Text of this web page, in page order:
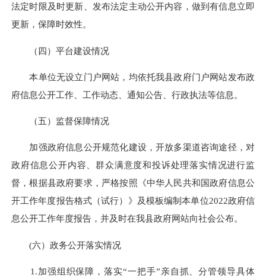
法定时限及时更新、发布法定主动公开内容，做到有信息立即
更新，保障时效性。
（四）平台建设情况
本单位无设立门户网站，均依托我县政府门户网站发布政
府信息公开工作、工作动态、通知公告、行政执法等信息。
（五）监督保障情况
加强政府信息公开规范化建设，开放多渠道咨询途径，对
政府信息公开内容、群众满意度和投诉处理落实情况进行监
督，根据县政府要求，严格按照《中华人民共和国政府信息公
开工作年度报告格式（试行）》及模板编制本单位2022政府信
息公开工作年度报告，并及时在我县政府网站向社会公布。
(六）政务公开落实情况
1.加强组织保障，落实“一把手”亲自抓、分管领导具体